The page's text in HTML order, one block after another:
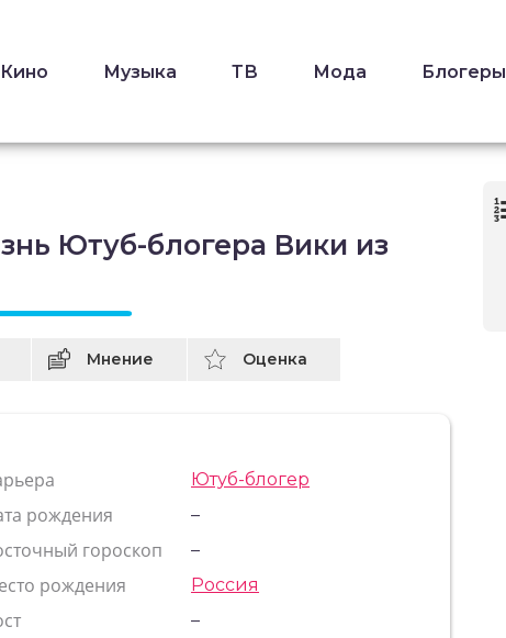
Кино Музыка ТВ Мода Блогеры
Ютуб-блогера Вики из
Мнение Оценка
Ютуб-блогер
рождения –
гороскоп –
рождения Россия
–